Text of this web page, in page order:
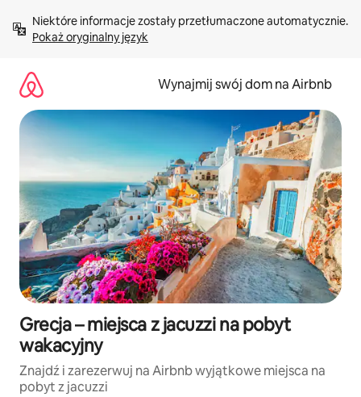
treści Pokaż oryginalny język
Wynajmij swój dom na Airbnb
Grecja – miejsca z jacuzzi na pobyt
wakacyjny
Znajdź i zarezerwuj na Airbnb wyjątkowe miejsca na
pobyt z jacuzzi